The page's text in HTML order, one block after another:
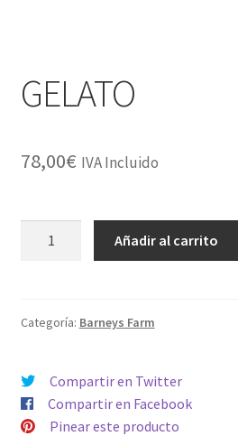
GELATO
78,00€ IVA Incluido
Añadir al carrito
Categoría: Barneys Farm
Compartir en Twitter
Compartir en Facebook
Pinear este producto